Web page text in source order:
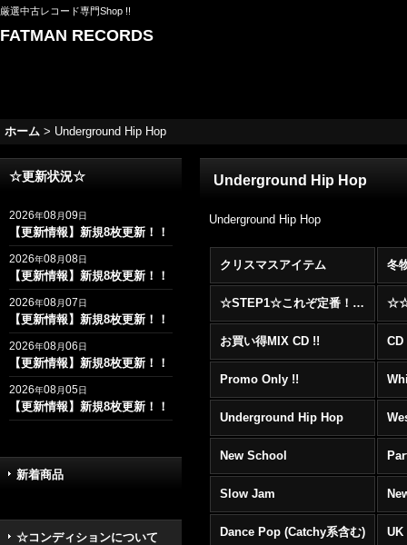
厳選中古レコード専門Shop !!
FATMAN RECORDS
ホーム > Underground Hip Hop
☆更新状況☆
2026年08月09日
【更新情報】新規8枚更新！！
2026年08月08日
【更新情報】新規8枚更新！！
2026年08月07日
【更新情報】新規8枚更新！！
2026年08月06日
【更新情報】新規8枚更新！！
2026年08月05日
【更新情報】新規8枚更新！！
新着商品
☆コンディションについて
Underground Hip Hop
Underground Hip Hop
クリスマスアイテム 冬
☆STEP1☆これぞ定番！！まずはここから！2000年代R&BフロアヒットBest 100 !!!
お買い得MIX CD !!
Promo Only !!
Underground Hip Hop
New School
Slow Jam
Dance Pop (Catchy系含む) UK